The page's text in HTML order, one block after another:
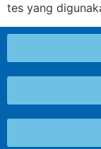
tes yang